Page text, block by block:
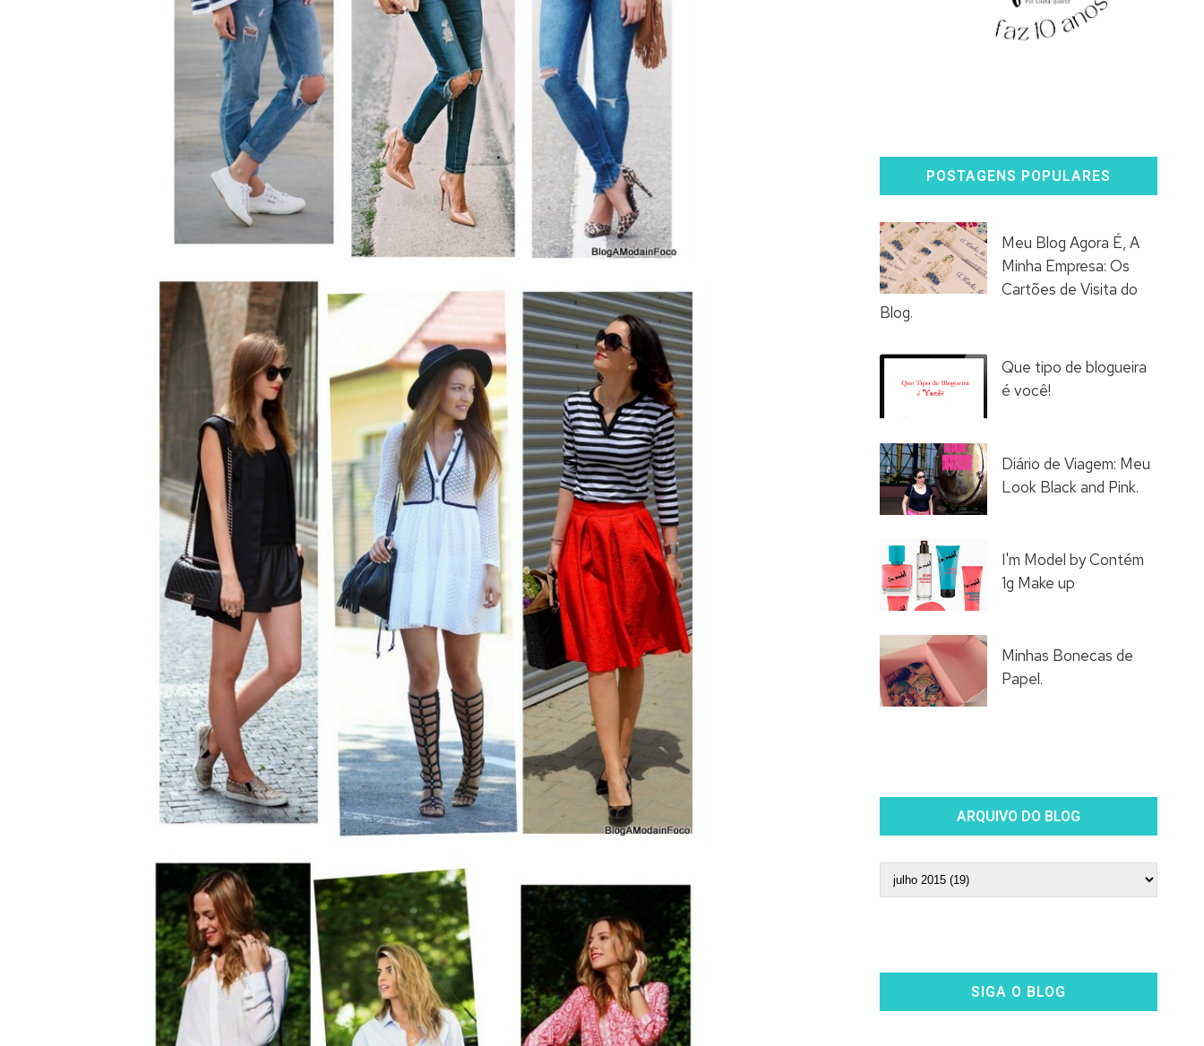
POSTAGENS POPULARES
Meu Blog Agora É, A
Minha Empresa: Os
Cartões de Visita do
Blog.
Que tipo de blogueira
é você!
Diário de Viagem: Meu
Look Black and Pink.
I'm Model by Contém
1g Make up
Minhas Bonecas de
Papel.
ARQUIVO DO BLOG
SIGA O BLOG